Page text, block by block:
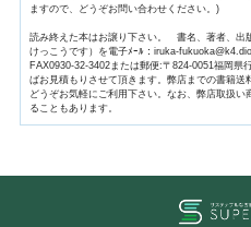
ますので、どうぞお問い合わせください。)
読み終えた本はお譲り下さい。 書名、著者、出
けっこうです）を電子ﾒｰﾙ：iruka-
FAX0930-32-3402または郵便:〒824-0051福岡県
ばお見積もりさせて頂きます。弊店までの書籍送
どうぞお気軽にご利用下さい。なお、弊店取扱
ることもあります。